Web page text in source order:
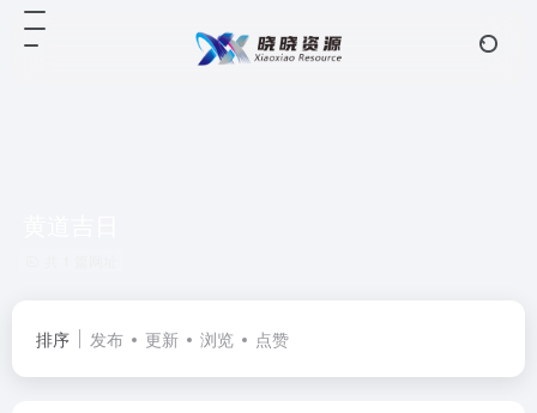
排序 发布 更新 浏览 点赞